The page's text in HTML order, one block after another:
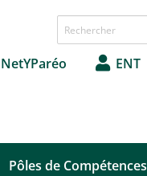
Recherche de
NetYParéo ENT
Pôles de Compétences